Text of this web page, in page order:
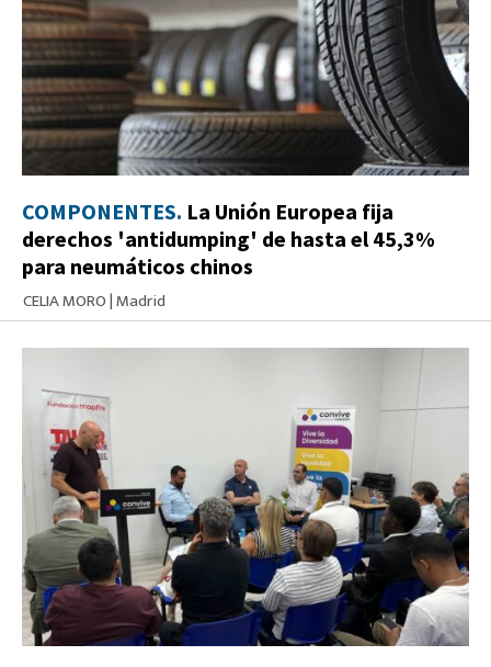
COMPONENTES. La Unión Europea fija
derechos 'antidumping' de hasta el 45,3%
para neumáticos chinos
CELIA MORO|Madrid